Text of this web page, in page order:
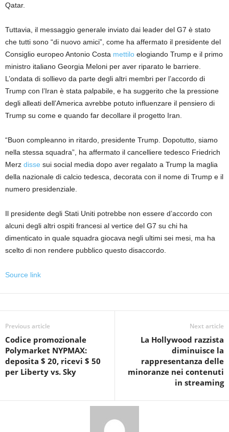
Qatar.
Tuttavia, il messaggio generale inviato dai leader del G7 è stato
che tutti sono “di nuovo amici”, come ha affermato il presidente del
Consiglio europeo Antonio Costa mettilo elogiando Trump e il primo
ministro italiano Georgia Meloni per aver riparato le barriere.
L’ondata di sollievo da parte degli altri membri per l’accordo di
Trump con l’Iran è stata palpabile, e ha suggerito che la pressione
degli alleati dell’America avrebbe potuto influenzare il pensiero di
Trump su come e quando far decollare il progetto Iran.
“Buon compleanno in ritardo, presidente Trump. Dopotutto, siamo
nella stessa squadra”, ha affermato il cancelliere tedesco Friedrich
Merz disse sui social media dopo aver regalato a Trump la maglia
della nazionale di calcio tedesca, decorata con il nome di Trump e il
numero presidenziale.
Il presidente degli Stati Uniti potrebbe non essere d’accordo con
alcuni degli altri ospiti francesi al vertice del G7 su chi ha
dimenticato in quale squadra giocava negli ultimi sei mesi, ma ha
scelto di non rendere pubblico questo disaccordo.
Source link
Previous article
Codice promozionale
Polymarket NYPMAX:
deposita $ 20, ricevi $ 50
per Liberty vs. Sky
Next article
La Hollywood razzista
diminuisce la
rappresentanza delle
minoranze nei contenuti
in streaming